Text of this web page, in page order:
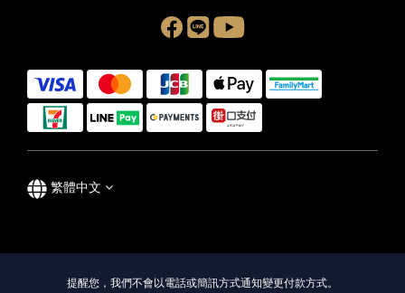
繁體中文
提醒您，我們不會以電話或簡訊方式通知變更付款方式。